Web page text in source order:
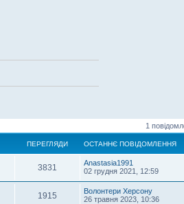
1
ПЕРЕГЛЯДИ ОСТАННЄ ПОВІДОМЛЕННЯ
3831
Anastasia1991
02 грудня 2021, 12:59
1915
Волонтери Херсону
26 травня 2023, 10:36